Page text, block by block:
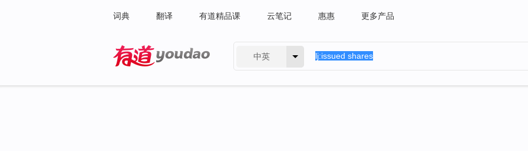
词典 翻译 有道精品课 云笔记 惠惠 更多产品
中英